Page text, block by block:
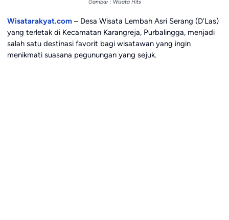
Gambar : Wisata Hits
Wisatarakyat.com– Desa Wisata Lembah Asri Serang (D’Las)
yang terletak di Kecamatan Karangreja, Purbalingga, menjadi
salah satu destinasi favorit bagi wisatawan yang ingin
menikmati suasana pegunungan yang sejuk.